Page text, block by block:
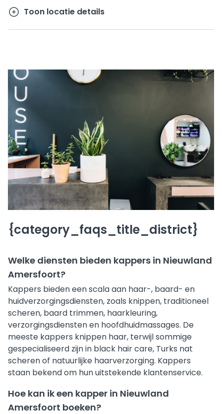
Toon locatie details
{category_faqs_title_district}
Welke diensten bieden kappers in Nieuwland
Amersfoort?
Kappers bieden een scala aan haar-, baard- en
huidverzorgingsdiensten, zoals knippen, traditioneel
scheren, baard trimmen, haarkleuring,
verzorgingsdiensten en hoofdhuidmassages. De
meeste kappers knippen haar, terwijl sommige
gespecialiseerd zijn in black hair care, Turks nat
scheren of natuurlijke haarverzorging. Kappers
staan bekend om hun uitstekende klantenservice.
Hoe kan ik een kapper in Nieuwland
Amersfoort boeken?